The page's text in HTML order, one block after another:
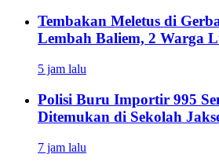
Tembakan Meletus di
Lembah Baliem, 2 Warga
5 jam lalu
Polisi Buru Importir 995
Ditemukan di Sekolah
7 jam lalu